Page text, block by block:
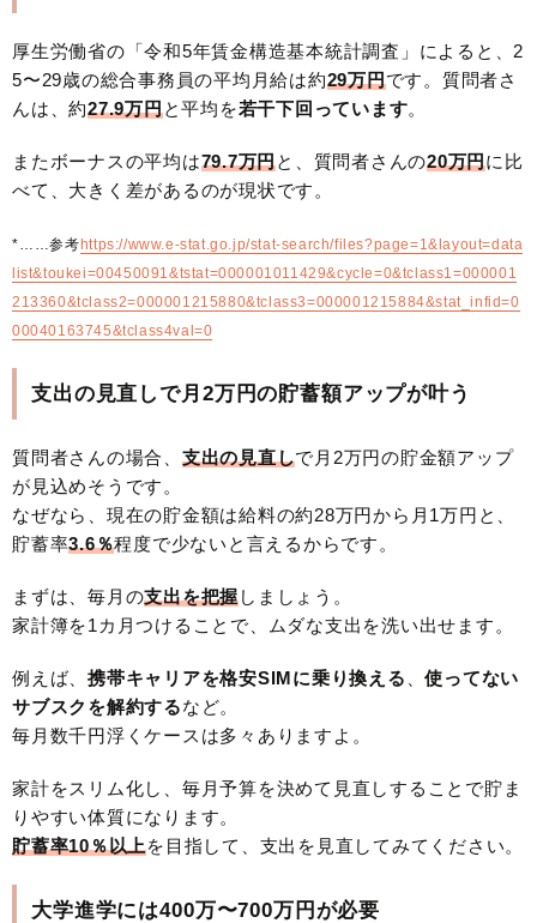
厚生労働省の「令和5年賃金構造基本統計調査」によると、2
5〜29歳の総合事務員の平均月給は約29万円です。質問者さ
んは、約27.9万円と平均を若干下回っています。
またボーナスの平均は79.7万円と、質問者さんの20万円に比
べて、大きく差があるのが現状です。
*……参考https://www.e-stat.go.jp/stat-search/files?page=1&layout=data
list&toukei=00450091&tstat=000001011429&cycle=0&tclass1=000001
213360&tclass2=000001215880&tclass3=000001215884&stat_infid=0
00040163745&tclass4val=0
支出の見直しで月2万円の貯蓄額アップが叶う
質問者さんの場合、 支出の見直しで月2万円の貯金額アップ
が見込めそうです。
なぜなら、現在の貯金額は給料の約28万円から月1万円と、
貯蓄率3.6％程度で少ないと言えるからです。
まずは、毎月の支出を把握しましょう。
家計簿を1カ月つけることで、ムダな支出を洗い出せます。
例えば、 携帯キャリアを格安SIMに乗り換える 、使ってない
サブスクを解約するなど。
毎月数千円浮くケースは多々ありますよ。
家計をスリム化し、毎月予算を決めて見直しすることで貯ま
りやすい体質になります。
貯蓄率10％以上を目指して、支出を見直してみてください。
大学進学には400万〜700万円が必要